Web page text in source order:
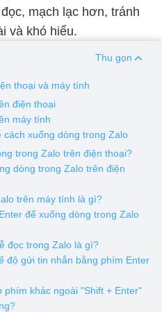
Pin Oppo
Vỏ Xiaomi
mạch lạc hơn, tránh
và khó hiểu.
Thu gọn
thoại và máy tính
điện thoại
máy tính
xuống dòng trong Zalo
trong Zalo trên điện thoại?
dòng trong Zalo trên điện
trên máy tính là gì?
để xuống dòng trong Zalo
đọc trong Zalo là gì?
độ gửi tin nhắn bằng phím Enter
khác ngoài "Shift + Enter"